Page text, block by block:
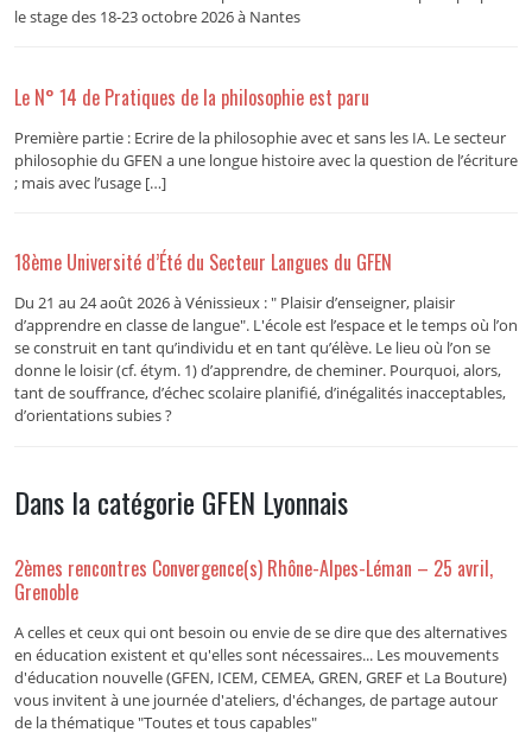
le stage des 18-23 octobre 2026 à Nantes
Le N° 14 de Pratiques de la philosophie est paru
Première partie : Ecrire de la philosophie avec et sans les IA. Le secteur
philosophie du GFEN a une longue histoire avec la question de l’écriture
; mais avec l’usage […]
18ème Université d’Été du Secteur Langues du GFEN
Du 21 au 24 août 2026 à Vénissieux : " Plaisir d’enseigner, plaisir
d’apprendre en classe de langue". L'école est l’espace et le temps où l’on
se construit en tant qu’individu et en tant qu’élève. Le lieu où l’on se
donne le loisir (cf. étym. 1) d’apprendre, de cheminer. Pourquoi, alors,
tant de souffrance, d’échec scolaire planifié, d’inégalités inacceptables,
d’orientations subies ?
Dans la catégorie GFEN Lyonnais
2èmes rencontres Convergence(s) Rhône-Alpes-Léman – 25 avril,
Grenoble
A celles et ceux qui ont besoin ou envie de se dire que des alternatives
en éducation existent et qu'elles sont nécessaires... Les mouvements
d'éducation nouvelle (GFEN, ICEM, CEMEA, GREN, GREF et La Bouture)
vous invitent à une journée d'ateliers, d'échanges, de partage autour
de la thématique "Toutes et tous capables"